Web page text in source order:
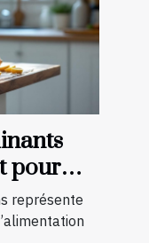
pour
représente